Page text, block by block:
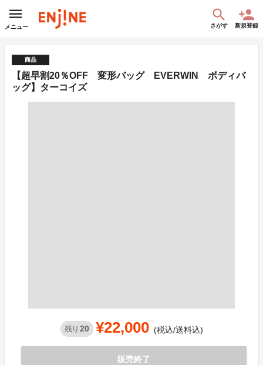
メニュー さがす 新規登録
商品
【超早割20％OFF 変形バッグ EVERWIN ボディバ
ッグ】ターコイズ
残り 20 ¥22,000 (税込/送料込)
販売終了